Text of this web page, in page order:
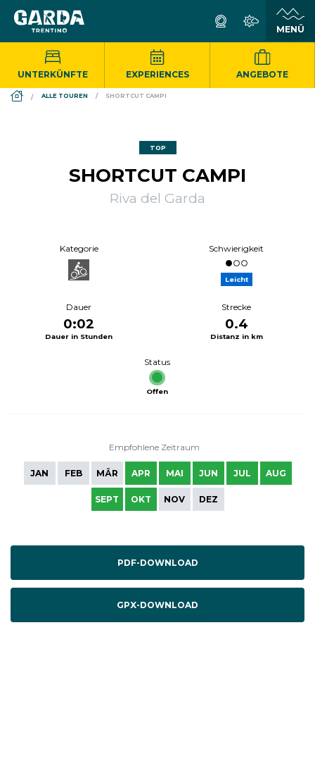
UNTERKÜNFTE EXPERIENCES ANGEBOTE
DS_BREADCRUMB.HOME
ALLE TOUREN SHORTCUT CAMPI
TOP
SHORTCUT CAMPI
Riva del Garda
Kategorie Schwierigkeit
Leicht
Dauer
0:02
Dauer in Stunden
Strecke
0.4
Distanz in km
Status
Offen
Empfohlene Zeitraum
JAN FEB MÄR APR MAI JUN JUL AUG
SEPT OKT NOV DEZ
PDF-DOWNLOAD
GPX-DOWNLOAD